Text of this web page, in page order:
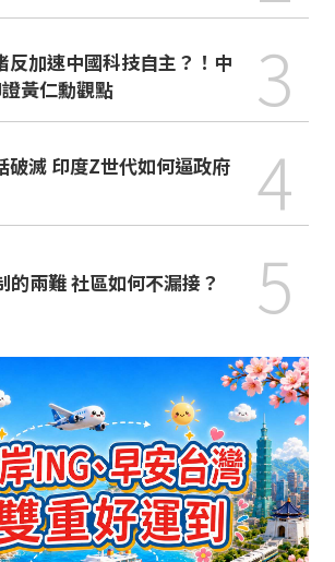
黃仁勳觀點
3
4
的兩難 社區如何不漏接？ 5